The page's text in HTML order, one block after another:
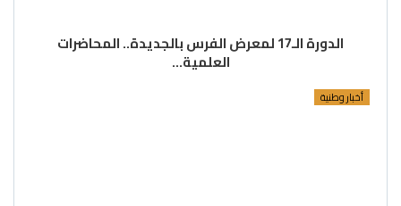
الدورة الـ17 لمعرض الفرس بالجديدة.. المحاضرات
العلمية…
أخبار وطنية